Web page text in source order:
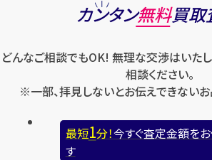
カンタン無料買取
どんなご相談でもOK! 無理な交渉はいた
相談ください。
※一部、拝見しないとお伝えできないお
最短1分！今すぐ査定金額を
す